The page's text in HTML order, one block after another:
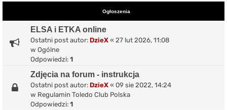
Ogłoszenia
ELSA i ETKA online
Ostatni post autor: DzieX « 27 lut 2026, 11:08
w Ogólne
Odpowiedzi: 1
Zdjęcia na forum - instrukcja
Ostatni post autor: DzieX « 09 sie 2022, 14:24
w Regulamin Toledo Club Polska
Odpowiedzi: 1